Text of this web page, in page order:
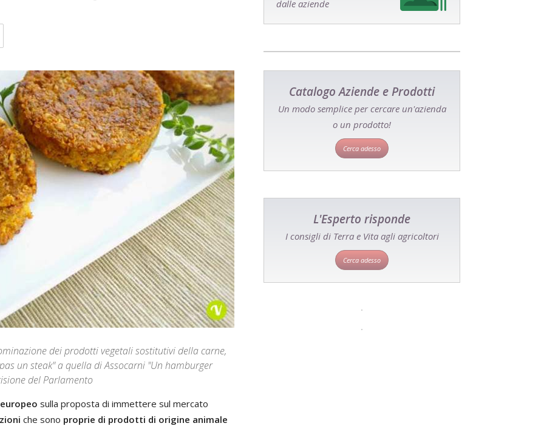
dei prodotti vegetali sostitutivi della carne,
un steak" a quella di Assocarni "Un hamburger
del Parlamento
sulla proposta di immettere sul mercato
che sono proprie di prodotti di origine animale
dalle aziende
Catalogo Aziende e Prodotti
Un modo semplice per cercare un'azienda
o un prodotto!
Cerca adesso
L'Esperto risponde
I consigli di Terra e Vita agli agricoltori
Cerca adesso